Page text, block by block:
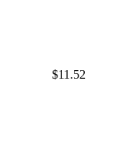
$11.52